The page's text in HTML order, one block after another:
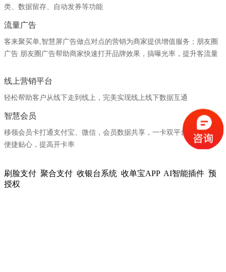
类、数据留存、自动发券等功能
流量广告
客来聚买单,智慧屏广告做点对点的营销为商家提供增值服务；朋友圈
广告 朋友圈广告帮助商家快速打开品牌效果，搞曝光率，提升客流量
线上营销平台
轻松帮助客户从线下走到线上，完美实现线上线下数据互通
智慧会员
移领会员卡打通支付宝、微信，会员数据共享，一卡双平台同权益，
便捷贴心，提高开卡率
刷脸支付 聚合支付 收银台系统 收单宝APP AI智能插件 预
授权